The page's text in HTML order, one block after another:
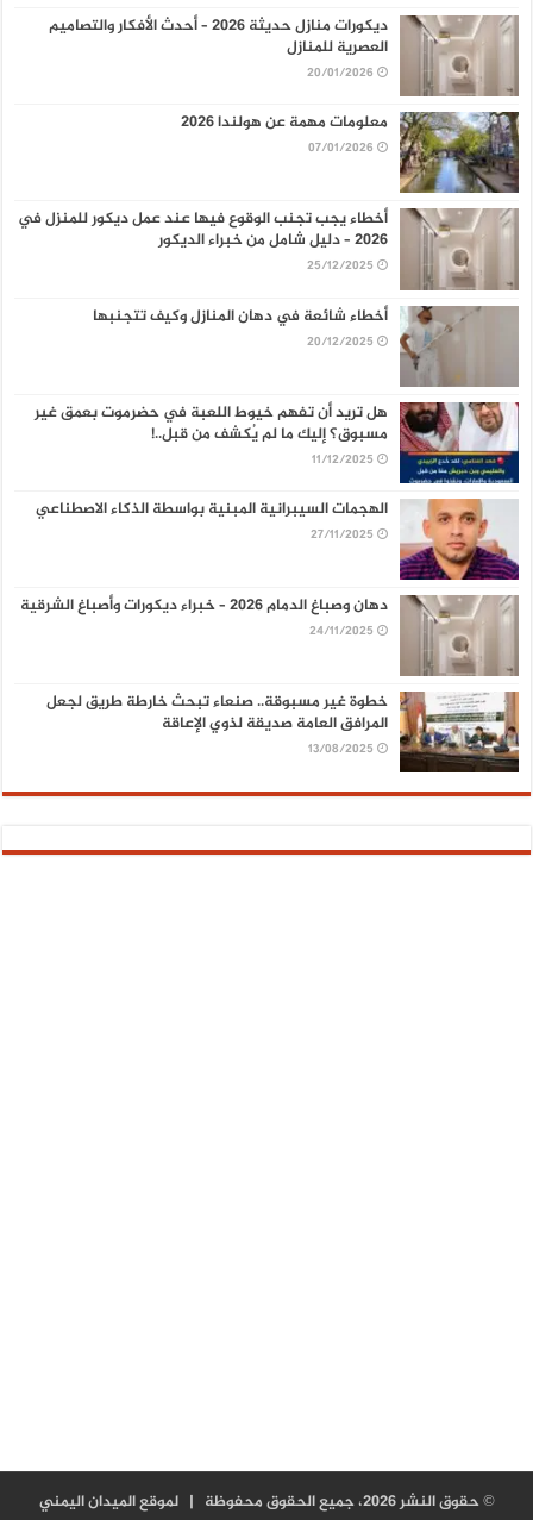
ديكورات منازل حديثة 2026 – أحدث الأفكار والتصاميم
العصرية للمنازل
20/01/2026
معلومات مهمة عن هولندا 2026
07/01/2026
أخطاء يجب تجنب الوقوع فيها عند عمل ديكور للمنزل في
2026 – دليل شامل من خبراء الديكور
25/12/2025
أخطاء شائعة في دهان المنازل وكيف تتجنبها
20/12/2025
هل تريد أن تفهم خيوط اللعبة في حضرموت بعمق غير
مسبوق؟ إليك ما لم يُكشف من قبل..!
11/12/2025
الهجمات السيبرانية المبنية بواسطة الذكاء الاصطناعي
27/11/2025
دهان وصباغ الدمام 2026 – خبراء ديكورات وأصباغ الشرقية
24/11/2025
خطوة غير مسبوقة.. صنعاء تبحث خارطة طريق لجعل
المرافق العامة صديقة لذوي الإعاقة
13/08/2025
© حقوق النشر 2026، جميع الحقوق محفوظة | لموقع الميدان اليمني